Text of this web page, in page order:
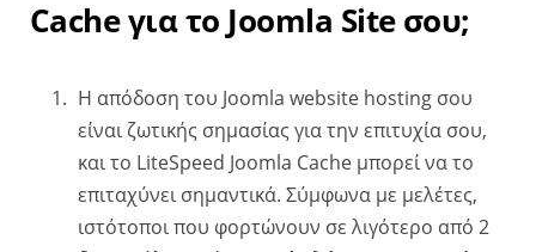
Cache για το Joomla Site σου;
Η απόδοση του Joomla website hosting σου
είναι ζωτικής σημασίας για την επιτυχία σου,
και το LiteSpeed Joomla Cache μπορεί να το
επιταχύνει σημαντικά. Σύμφωνα με μελέτες,
ιστότοποι που φορτώνουν σε λιγότερο από 2